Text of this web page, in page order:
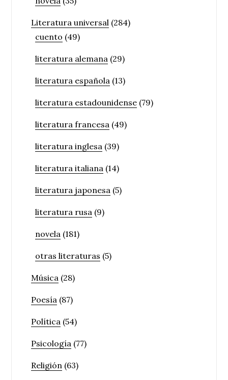
Literatura universal (284)
cuento (49)
literatura alemana (29)
literatura española (13)
literatura estadounidense (79)
literatura francesa (49)
literatura inglesa (39)
literatura italiana (14)
literatura japonesa (5)
literatura rusa (9)
novela (181)
otras literaturas (5)
Música (28)
Poesía (87)
Política (54)
Psicología (77)
Religión (63)